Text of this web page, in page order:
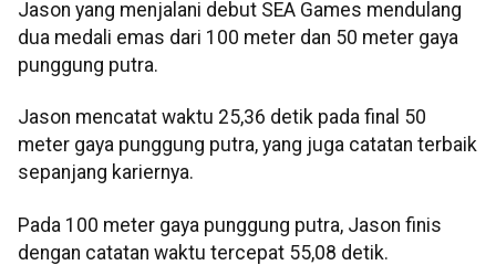
Jason yang menjalani debut SEA Games mendulang
dua medali emas dari 100 meter dan 50 meter gaya
punggung putra.
Jason mencatat waktu 25,36 detik pada final 50
meter gaya punggung putra, yang juga catatan terbaik
sepanjang kariernya.
Pada 100 meter gaya punggung putra, Jason finis
dengan catatan waktu tercepat 55,08 detik.